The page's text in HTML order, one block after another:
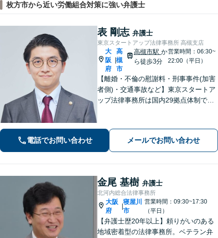
枚方市から近い労働組合対策に強い弁護士
表 剛志 弁護士
東京スタートアップ法律事務所 高槻支店
大
阪
府
高
槻
市
高槻市駅 か
ら徒歩3分
営業時間：06:30~
22:00（平日）
【離婚・不倫の慰謝料・刑事事件(加害
者側)・交通事故など】東京スタートア
ップ法律事務所は国内29拠点体制で全
専門性の高い弁護士が寄り添い解決を
サポートします。
電話でお問い合わせ メールでお問い合わせ
金尾 基樹 弁護士
北河内総合法律事務所
大阪
府
|
寝屋川
市
営業時間：09:30~17:30
（平日）
【弁護士歴20年以上】頼りがいのある
地域密着型の法律事務所。ベテラン弁